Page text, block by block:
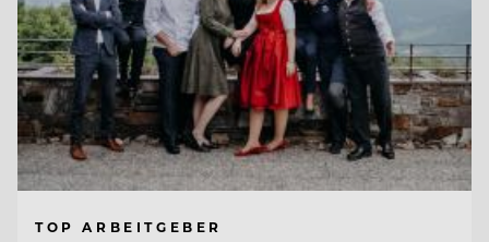
TOP ARBEITGEBER